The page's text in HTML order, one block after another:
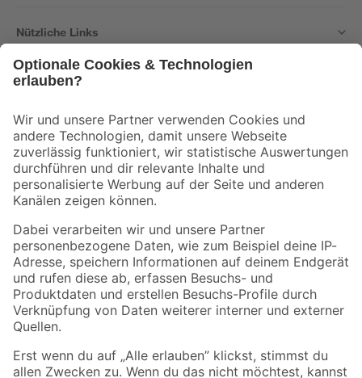
Nützliche Links
Der toom Newsletter: Keine Angebote und Aktionen mehr verpassen!
Zur Newsletter Anmeldung
Folge uns
Zahlungsarten Versandarten
Sicher einkaufen